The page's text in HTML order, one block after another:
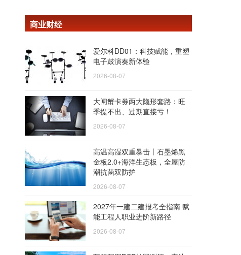
商业财经
爱尔科DD01：科技赋能，重塑
电子鼓演奏新体验
2026-08-07
大闸蟹卡券两大隐形套路：旺
季提不出、过期直接亏！
2026-08-07
高温高湿双重暴击丨石墨烯黑
金板2.0+海洋生态板，全屋防
潮抗菌双防护
2026-08-07
2027年一建二建报考全指南 赋
能工程人职业进阶新路径
2026-08-07